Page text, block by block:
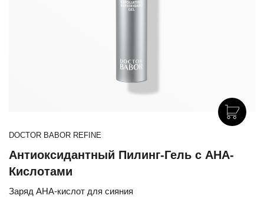
DOCTOR BABOR REFINE
Антиоксидантный Пилинг-Гель с АНА-
Кислотами
Заряд AHA-кислот для сияния